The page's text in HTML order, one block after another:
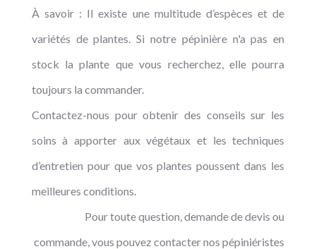
À savoir : Il existe une multitude d’espèces et de
variétés de plantes. Si notre pépinière n'a pas en
stock la plante que vous recherchez, elle pourra
toujours la commander.
Contactez-nous pour obtenir des conseils sur les
soins à apporter aux végétaux et les techniques
d’entretien pour que vos plantes poussent dans les
meilleures conditions.
Pour toute question, demande de devis ou
commande, vous pouvez contacter nos pépiniéristes